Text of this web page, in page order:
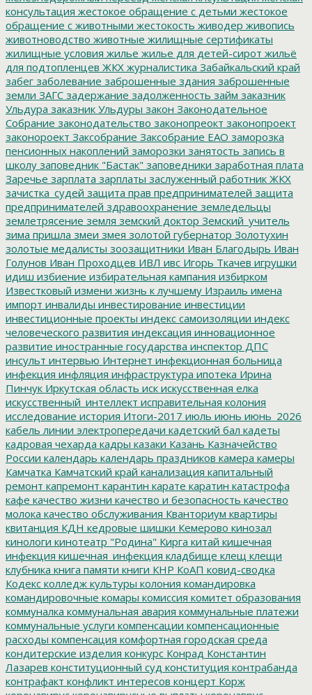
консультация жестокое обращение с детьми жестокое
обращение с животными жестокость живодер живопись
животноводство животные жилищные сертификаты
жилищные условия жилье жилье для детей-сирот жильё
для подтопленцев ЖКХ журналистика Забайкальский край
забег заболевание заброшенные здания заброшенные
земли ЗАГС задержание задолженность займ заказник
Ульдура заказник Ульдуры закон Законодательное
Собрание законодательство законопреокт законопроект
законороект Заксобрание Заксобрание ЕАО заморозка
пенсионных накоплений заморозки занятость запись в
школу заповедник "Бастак" заповедники заработная плата
Заречье зарплата зарплаты заслуженный работник ЖКХ
зачистка_судей защита прав предпринимателей защита
предпринимателей здравоохранение земледельцы
землетрясение земля земский доктор Земский_учитель
зима пришла змеи змея золотой губернатор Золотухин
золотые медалисты зоозащитники Иван Благодырь Иван
Голунов Иван Проходцев ИВЛ ивс Игорь Ткачев игрушки
идиш избиение избирательная кампания избирком
Известковый измени жизнь к лучшему Израиль имена
импорт инвалиды инвестирование инвестиции
инвестиционные проекты индекс самоизоляции индекс
человеческого развития индексация инновационное
развитие иностранные государства инспектор ДПС
инсульт интервью Интернет инфекционная больница
инфекция инфляция инфраструктура ипотека Ирина
Пинчук Иркутская область иск искусственная елка
искусственный_интеллект исправительная колония
исследование история Итоги-2017 июль июнь июнь_2026
кабель линии электропередачи кадетский бал кадеты
кадровая чехарда кадры казаки Казань Казначейство
России календарь календарь праздников камера камеры
Камчатка Камчатский край канализация капитальный
ремонт капремонт карантин карате каратин катастрофа
кафе качество жизни качество и безопасность качество
молока качество обслуживания Кванториум квартиры
квитанция КДН кедровые шишки Кемерово кинозал
кинологи кинотеатр "Родина" Кирга китай кишечная
инфекция кишечная_инфекция кладбище клещ клещи
клубника книга памяти книги КНР КоАП ковид-сводка
Кодекс колледж культуры колония командировка
командировочные комары комиссия комитет образования
коммуналка коммунальная авария коммунальные платежи
коммунальные услуги компенсации компенсационные
расходы компенсация комфортная городская среда
кондитерские изделия конкурс Конрад Константин
Лазарев конституционный суд конституция контрабанда
контрафакт конфликт интересов концерт Корж